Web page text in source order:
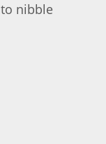
nibble